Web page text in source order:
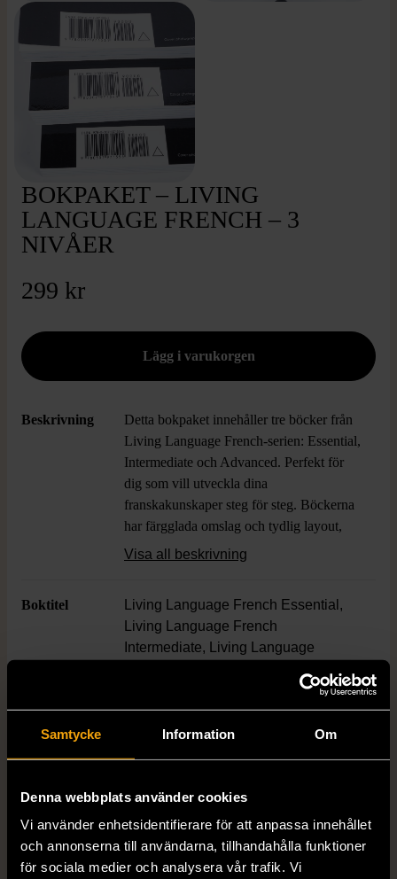
Samtycke Information Om
Denna webbplats använder cookies
Vi använder enhetsidentifierare för att anpassa innehållet
och annonserna till användarna, tillhandahålla funktioner
för sociala medier och analysera vår trafik. Vi
BOKPAKET – LIVING
LANGUAGE FRENCH – 3
NIVÅER
299 kr
Beskrivning
Detta bokpaket innehåller tre böcker från
Living Language French-serien: Essential,
Intermediate och Advanced. Perfekt för
dig som vill utveckla dina
franskakunskaper steg för steg. Böckerna
har färgglada omslag och tydlig layout,
med fokus på allt från grundläggande
Visa all beskrivning
Boktitel
Living Language French Essential,
Living Language French
Intermediate, Living Language
Christine Boucher
ISBN
978-0-307-97153-1, 978-0-307-
Skick Använt skick